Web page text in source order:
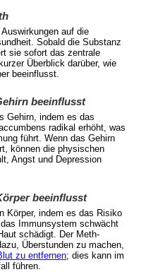
auf die
Sobald die Substanz
sie sofort das zentrale
Überblick darüber, wie
beeinflusst.
beeinflusst
Gehirn, indem es das
radikal erhöht, was
führt. Wenn das Gehirn
können die physischen
Angst und Depression
beeinflusst
Körper, indem es das Risiko
Immunsystem schwächt
schädigt. Der Meth-
Überstunden zu machen,
zu entfernen; dies kann im
führen.